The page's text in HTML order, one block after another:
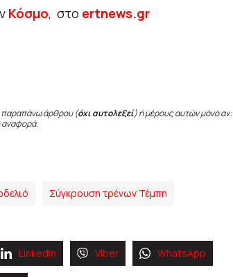
Κόσμο, στο ertnews.gr
παραπάνω άρθρου (όχι αυτολεξεί) ή μέρους αυτών μόνο αν:
αναφορά.
Σύγκρουση τρένων Τέμπη
Linkedin Viber WhatsApp